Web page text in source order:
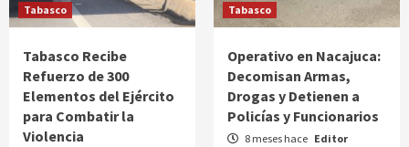
Tabasco
Tabasco Recibe
Refuerzo de 300
Elementos del Ejército
para Combatir la
Violencia
Tabasco
Operativo en Nacajuca:
Decomisan Armas,
Drogas y Detienen a
Policías y Funcionarios
8 meses hace Editor